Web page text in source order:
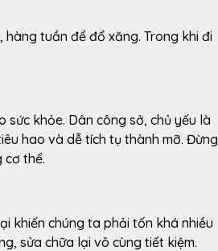
tuần để đổ xăng. Trong khi đi
khỏe. Dân công sở, chủ yếu là
hao và dễ tích tụ thành mỡ. Đừng
cơ thể.
khiến chúng ta phải tốn khá nhiều
sửa chữa lại vô cùng tiết kiệm.